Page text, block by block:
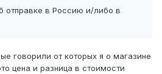
отправке в Россию и/либо в
говорили от которых я о магазине
цена и разница в стоимости